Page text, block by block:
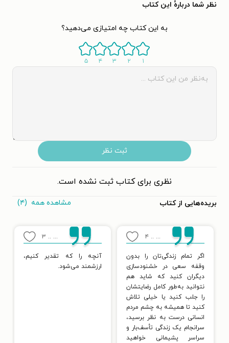
نظر شما دربارهٔ این کتاب
به این کتاب چه امتیازی می‌دهید؟
۱ ۲ ۳ ۴ ۵
ثبت نظر
نظری برای کتاب ثبت نشده است.
بریده‌هایی از کتاب مشاهده همه (۴)
... .. ۴
اگر تمام زندگی‌تان را بدون
وقفه سعی در خشنودسازی
دیگران کنید که شاید هم
نتوانید به‌طور کامل رضایتشان
را جلب کنید یا خیلی تلاش
کنید تا همیشه به چشم مردم
انسانی درست به نظر برسید،
سرانجام یک زندگی تأسف‌بار و
سراسر پشیمانی خواهید
... .. ۳
آنچه را که تقدیر کنیم،
ارزشمند می‌شود.